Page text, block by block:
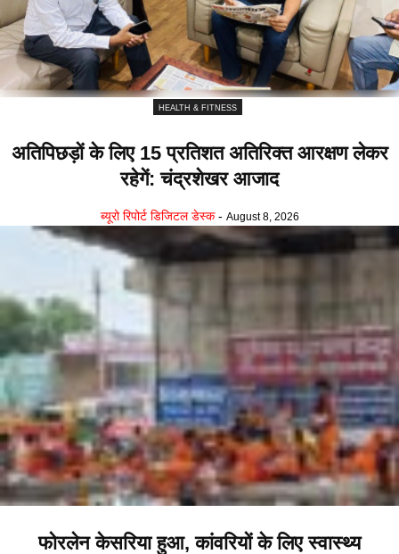
HEALTH & FITNESS
अतिपिछड़ों के लिए 15 प्रतिशत अतिरिक्त आरक्षण लेकर
रहेगें: चंद्रशेखर आजाद
ब्यूरो रिपोर्ट डिजिटल डेस्क - August 8, 2026
फोरलेन केसरिया हुआ, कांवरियों के लिए स्वास्थ्य